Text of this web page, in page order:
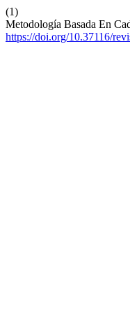
(1)
Metodología Basada En
https://doi.org/10.37116/